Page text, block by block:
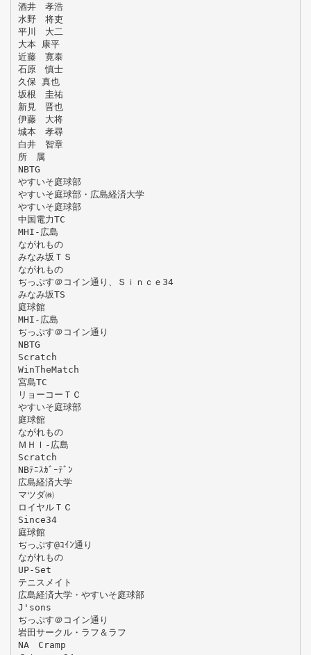
酒井 孝浩
水野 将吏
平川 大二
大本 康平
近藤 寛泰
石原 慎士
久保 真也
坂根 圭祐
新見 晋也
伊藤 大将
城本 孝尋
白井 智章
所 属
NBTG
やすいそ庭球部
やすいそ庭球部・広島経済大学
やすいそ庭球部
中国電力TC
MHI-広島
ながれもの
みなみ坂ＴＳ
ながれもの
ぢっぷす＠コイン通り、Ｓｉｎｃｅ34
みなみ坂TS
庭球館
MHI-広島
ぢっぷす＠コイン通り
NBTG
Scratch
WinTheMatch
宮島TC
リョーコーＴＣ
やすいそ庭球部
庭球館
ながれもの
ＭＨＩ-広島
Scratch
NBﾃﾆｽｶﾞｰﾃﾞﾝ
広島経済大学
マツダ㈱
ロイヤルＴＣ
Since34
庭球館
ぢっぷす@ｺｲﾝ通り
ながれもの
UP-Set
テニスメイト
広島経済大学・やすいそ庭球部
J'sons
ぢっぷす＠コイン通り
岩田サークル・ラフ＆ラフ
NA Cramp